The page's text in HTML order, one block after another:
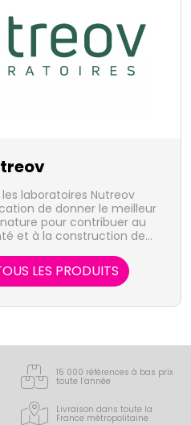
laboratoires Nutreov
de donner le meilleur
pour contribuer au
et à la construction de
LES PRODUITS
15 000 références à bas prix
toute l’année
Livraison dans toute la
France métropolitaine